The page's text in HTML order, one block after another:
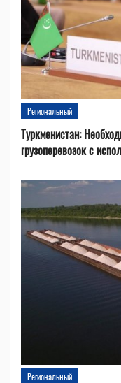
Региональный
Туркменистан:
грузоперевозок с
Региональный